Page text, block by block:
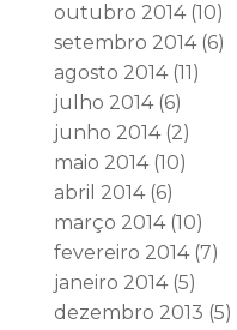
outubro 2014(10)
setembro 2014(6)
agosto 2014(11)
julho 2014(6)
junho 2014(2)
maio 2014(10)
abril 2014(6)
março 2014(10)
fevereiro 2014(7)
janeiro 2014(5)
dezembro 2013 (5)